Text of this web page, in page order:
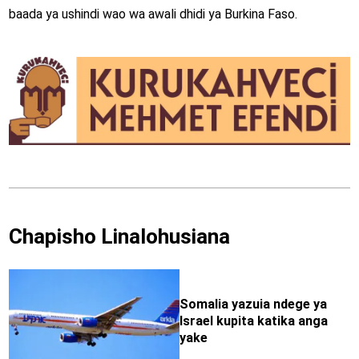
baada ya ushindi wao wa awali dhidi ya Burkina Faso.
Chapisho Linalohusiana
Somalia yazuia ndege ya
Israel kupita katika anga
yake